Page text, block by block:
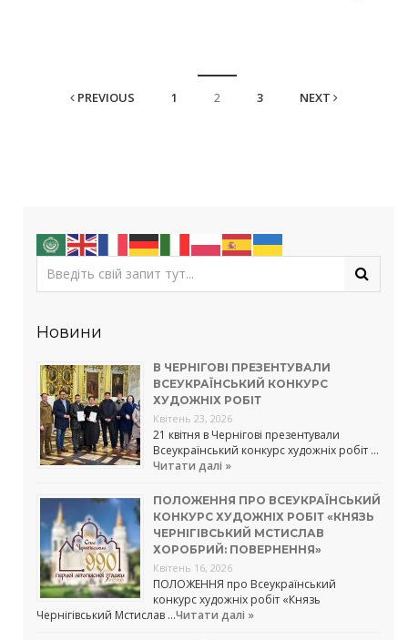
PREVIOUS 1 2 3 NEXT
Новини
В ЧЕРНІГОВІ ПРЕЗЕНТУВАЛИ
ВСЕУКРАЇНСЬКИЙ КОНКУРС
ХУДОЖНІХ РОБІТ
Квітень 23, 2026
21 квітня в Чернігові презентували
Всеукраїнський конкурс художніх робіт …
Читати далі »
ПОЛОЖЕННЯ ПРО ВСЕУКРАЇНСЬКИЙ
КОНКУРС ХУДОЖНІХ РОБІТ «КНЯЗЬ
ЧЕРНІГІВСЬКИЙ МСТИСЛАВ
ХОРОБРИЙ: ПОВЕРНЕННЯ»
Квітень 16, 2026
ПОЛОЖЕННЯ про Всеукраїнський
конкурс художніх робіт «Князь
Чернігівський Мстислав …Читати далі »